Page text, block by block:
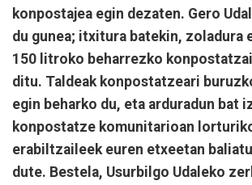
konpostajea egin dezaten. Gero
du gunea; itxitura batekin, zoladura
150 litroko beharrezko
ditu. Taldeak konpostatzeari
egin beharko du, eta arduradun bat
konpostatze komunitarioan
erabiltzaileek euren etxeetan
dute. Bestela, Usurbilgo Udaleko